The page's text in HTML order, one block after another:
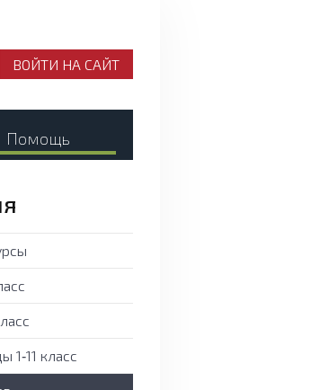
ВОЙТИ НА САЙТ
Помощь
1‑11 класс